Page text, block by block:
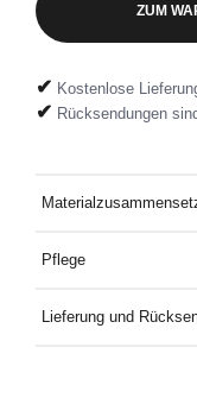
ZUM
✔ Kostenlose
✔ Rücksendungen
Pflege
Lieferung und